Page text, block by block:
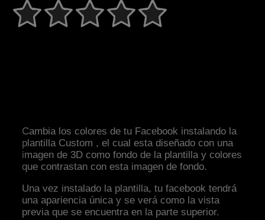
Cambia los colores de tu Facebook instalando la
plantilla Custom , el cual esta diseñado con una
imagen de 3D como fondo de la plantilla y colores
que contrastan con esta imagen de fondo.
Una vez instalado la plantilla, tu facebook tendrá
una apariencia única y se verá como la vista
previa que se encuentra en la parte superior.